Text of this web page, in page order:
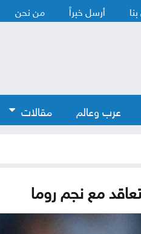
أرسل خبراً من نحن
عرب وعالم مقالات
مع نجم روما